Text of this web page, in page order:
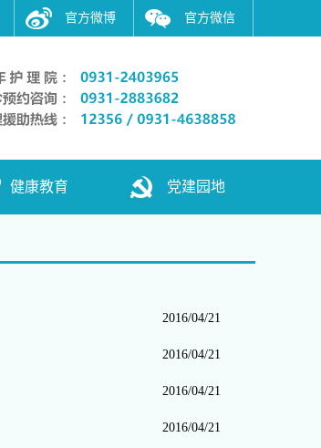
官方微博 官方微信
健康教育 党建园地
2016/04/21
2016/04/21
2016/04/21
2016/04/21